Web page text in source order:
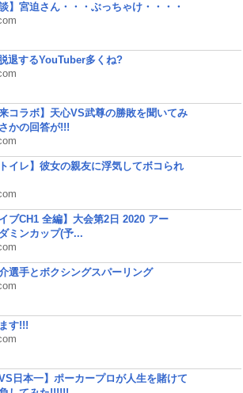
】宮迫さん・・・ぶっちゃけ・・・・
退するYouTuber多くね?
来コラボ】天心VS武尊の勝敗を聞いてみ
かの回答が!!!
トイレ】彼女の親友に浮気してボコられ
イブCH1 全編】大会第2日 2020 アー
ミンカップ(予...
選手とボクシングスパーリング
す!!!
VS日本一】ポーカープロが人生を賭けて